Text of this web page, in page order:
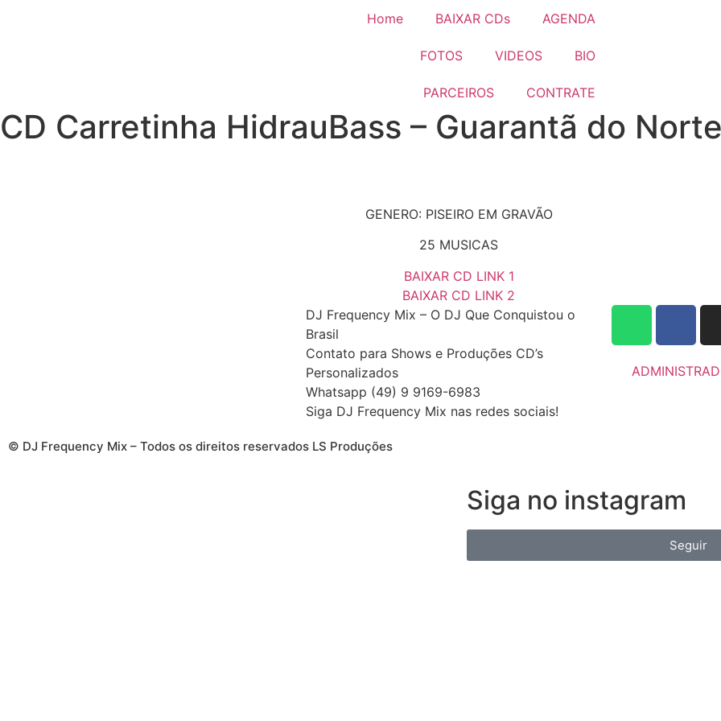
Home BAIXAR CDs AGENDA
FOTOS VIDEOS BIO
PARCEIROS CONTRATE
CD Carretinha HidrauBass – Guarantã do
GENERO: PISEIRO EM GRAVÃO
25 MUSICAS
BAIXAR CD LINK 1
BAIXAR CD LINK 2
DJ Frequency Mix – O DJ Que Conquistou o
Brasil
Contato para Shows e Produções CD’s
Personalizados
Whatsapp (49) 9 9169-6983
Siga DJ Frequency Mix nas redes sociais!
© DJ Frequency Mix – Todos os direitos reservados LS Produções
Siga no instagram
Seguir